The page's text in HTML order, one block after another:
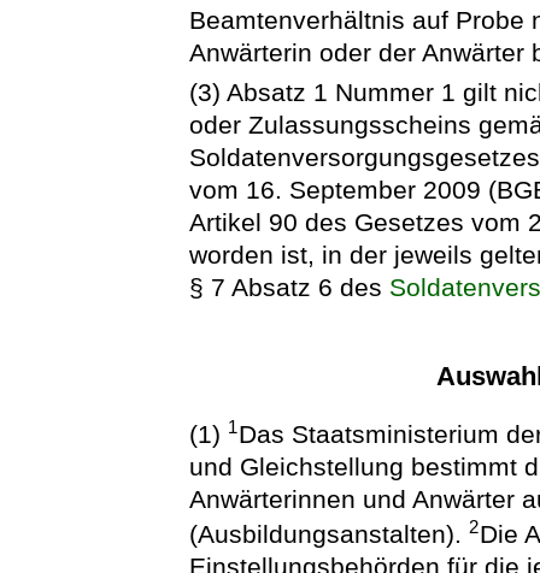
Beamtenverhältnis auf Probe
Anwärterin oder der
(3) Absatz 1 Nummer 1 gilt
oder Zulassungsscheins
vom 16. September 2009
Artikel 90 des Gesetzes vom
worden ist, in der jeweils
§ 7 Absatz 6 des
(1) 1Das Staatsministerium
und Gleichstellung bestimmt
Anwärterinnen und Anwärter
(Ausbildungsanstalten).2Die
Einstellungsbehörden für die